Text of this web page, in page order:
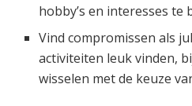
hobby’s en interesses te
Vind compromissen als
activiteiten leuk vinden,
wisselen met de keuze